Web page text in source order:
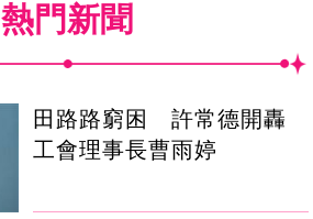
熱門新聞
田路路窮困 許常德開轟
工會理事長曹雨婷